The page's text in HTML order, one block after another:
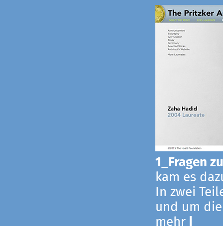
1_Fragen
kam es
In zwei
und um
mehr